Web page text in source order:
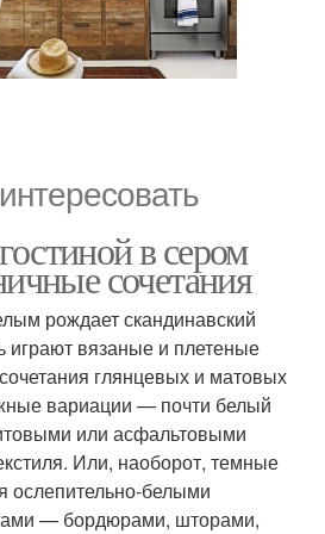
в сером
сочетания
рождает скандинавский
играют вязаные и плетеные
глянцевых и матовых
вариации — почти белый
или асфальтовыми
Или, наоборот, темные
ослепительно-белыми
— бордюрами, шторами,